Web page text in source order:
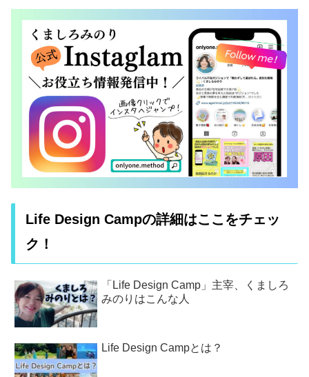
Life Design Campの詳細はここをチェッ
ク！
「Life Design Camp」主宰、くましろ
みのりはこんな人
Life Design Campとは？